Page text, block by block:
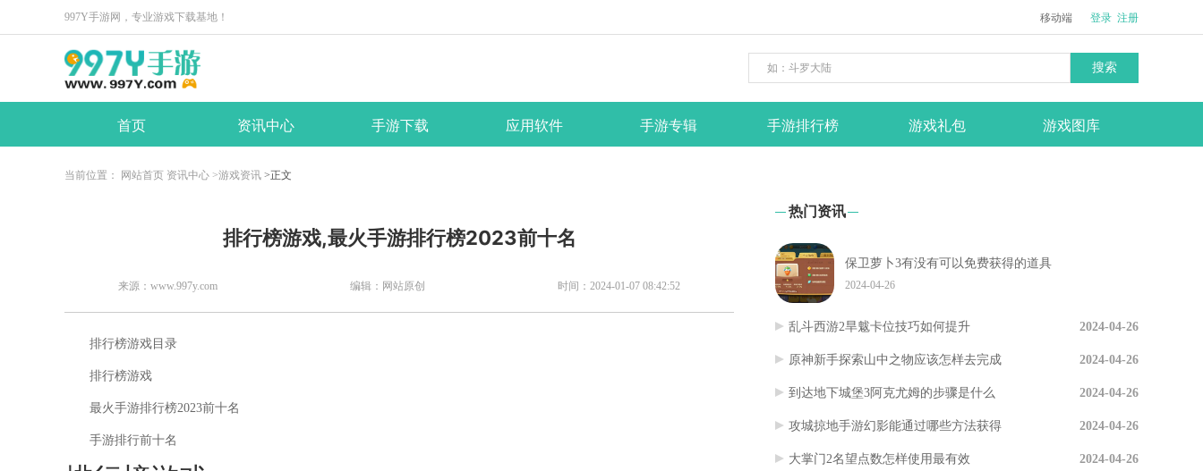
997Y手游网，专业游戏下载基地！ 移动端 登录 注册
搜索
首页 资讯中心 手游下载 应用软件 手游专辑 手游排行榜 游戏礼包 游戏图库
当前位置： 网站首页 资讯中心 >游戏资讯 >正文
​排行榜游戏,最火手游排行榜2023前十名
来源：www.997y.com 编辑：网站原创 时间：2024-01-07 08:42:52
排行榜游戏目录
排行榜游戏
最火手游排行榜2023前十名
手游排行前十名
热门资讯
保卫萝卜3有没有可以免费获得的道具
2024-04-26
乱斗西游2旱魃卡位技巧如何提升 2024-04-26
原神新手探索山中之物应该怎样去完成 2024-04-26
到达地下城堡3阿克尤姆的步骤是什么 2024-04-26
攻城掠地手游幻影能通过哪些方法获得 2024-04-26
大掌门2名望点数怎样使用最有效 2024-04-26